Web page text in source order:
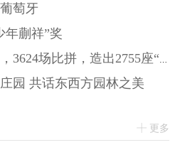
萄牙
年蒯祥”奖
苏港澳3918名学生参与，3624场比拼，造出2755座“迷你园林”
园 共话东西方园林之美
更多